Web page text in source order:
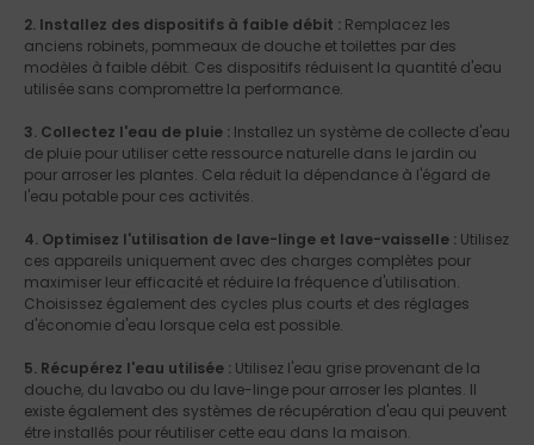
2. Installez des dispositifs à faible débit : Remplacez les
anciens robinets, pommeaux de douche et toilettes par des
modèles à faible débit. Ces dispositifs réduisent la quantité d'eau
utilisée sans compromettre la performance.
3. Collectez l'eau de pluie : Installez un système de collecte d'eau
de pluie pour utiliser cette ressource naturelle dans le jardin ou
pour arroser les plantes. Cela réduit la dépendance à l'égard de
l'eau potable pour ces activités.
4. Optimisez l'utilisation de lave-linge et lave-vaisselle : Utilisez
ces appareils uniquement avec des charges complètes pour
maximiser leur efficacité et réduire la fréquence d'utilisation.
Choisissez également des cycles plus courts et des réglages
d'économie d'eau lorsque cela est possible.
5. Récupérez l'eau utilisée : Utilisez l'eau grise provenant de la
douche, du lavabo ou du lave-linge pour arroser les plantes. Il
existe également des systèmes de récupération d'eau qui peuvent
être installés pour réutiliser cette eau dans la maison.